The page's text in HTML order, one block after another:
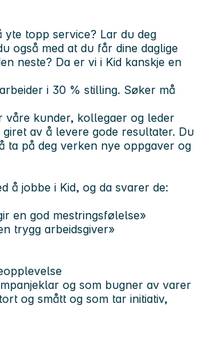
topp service? Lar du deg
også med at du får dine daglige
neste? Da er vi i Kid kanskje en
i 30 % stilling. Søker må
våre kunder, kollegaer og leder
av å levere gode resultater. Du
ta på deg verken nye oppgaver og
å jobbe i Kid, og da svarer de:
en god mestringsfølelse»
trygg arbeidsgiver»
og som bugner av varer
og smått og som tar initiativ,